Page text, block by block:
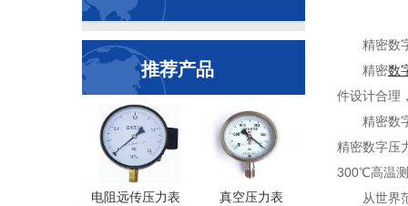
推荐产品
电阻远传压力表 真空压力表
精密数
精密数
件设计合理
精密数
精密数字压
300℃高温
从世界